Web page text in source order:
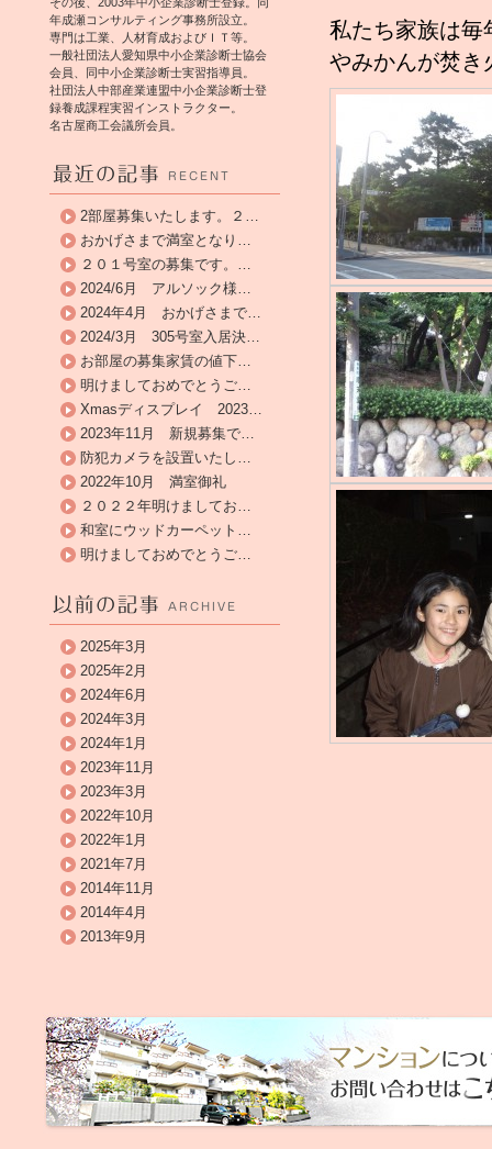
私たち家族は毎
やみかんが焚き
年成瀬コンサルティング事務所設立。
専門は工業、人材育成およびＩＴ等。
一般社団法人愛知県中小企業診断士協会
会員、同中小企業診断士実習指導員。
社団法人中部産業連盟中小企業診断士登
録養成課程実習インストラクター。
名古屋商工会議所会員。
2部屋募集いたします。２…
おかげさまで満室となり…
２０１号室の募集です。…
2024/6月 アルソック様…
2024年4月 おかげさまで…
2024/3月 305号室入居決…
お部屋の募集家賃の値下…
明けましておめでとうご…
Xmasディスプレイ 2023…
2023年11月 新規募集で…
防犯カメラを設置いたし…
2022年10月 満室御礼
２０２２年明けましてお…
和室にウッドカーペット…
明けましておめでとうご…
2025年3月
2025年2月
2024年6月
2024年3月
2024年1月
2023年11月
2023年3月
2022年10月
2022年1月
2021年7月
2014年11月
2014年4月
2013年9月